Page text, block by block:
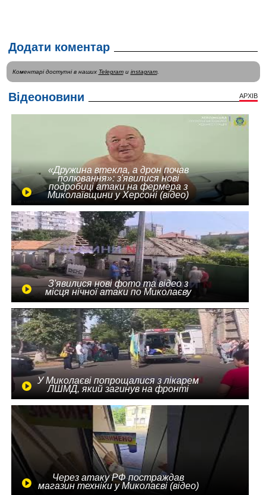
Додати коментар
Коментарі доступні в наших Telegramи instagram.
Відеоновини АРХІВ
«Дружина втекла, а дрон почав
полювання»: з'явилися нові
подробиці атаки на фермера з
Миколаївщини у Херсоні (відео)
З'явилися нові фото та відео з
місця нічної атаки по Миколаєву
У Миколаєві попрощалися з лікарем
ЛШМД, який загинув на фронті
Через атаку РФ постраждав
магазин техніки у Миколаєві (відео)